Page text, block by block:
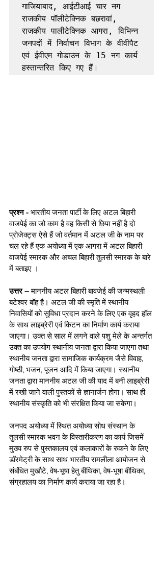
गाजियाबाद, आईटीआई चार नग
राजकीय पॉलीटेक्निक बछरावां,
राजकीय पालीटेक्निक आगरा, विभिन्न
जनपदों में निर्वाचन विभाग के वीवीपैट
एवं ईवीएम गोडाउन के 15 नग कार्य
प्रश्न - भारतीय जनता पार्टी के लिए अटल बिहारी
वाजपेई का जो काम है वह किसी से छिपा नहीं है दो
प्रोजेक्ट्स ऐसे हैं जो वर्तमान में अटल जी के नाम पर
चल रहे हैं एक अयोध्या में एक आगरा में अटल बिहारी
वाजपेई स्मारक और अचल बिहारी तुलसी स्मारक के बारे
में बताइए ।
उत्तर – माननीय अटल बिहारी बावजेई की जन्मस्थली
बटेश्वर बॉह है। अटल जी की स्मृति में स्थानीय
निवासियों को सुविधा प्रदान करने के लिए एक वृहद हॉल
के साथ लाइब्रेरी एवं किटन का निर्माण कार्य कराया
जाएगा। उक्त से साल में लगने वाले पशु मेले के अन्तर्गत
उक्त का उपयोग स्थानीय जनता द्वारा किया जाएगा तथा
स्थानीय जनता द्वारा सामाजिक कार्यक्रम जैसे विवाह,
गोष्ठी, भजन, पूजन आदि में किया जाएगा। स्थानीय
जनता द्वारा माननीय अटल जी की याद में बनी लाइब्रेरी
में रखी जाने वाली पुस्तकों से ज्ञानार्जन होगा। साथ ही
स्थानीय संस्कृति को भी संरक्षित किया जा सकेगा।
जनपद अयोध्या में स्थित अयोध्या सोध संस्थान के
तुलसी स्मारक भवन के विस्तारीकरण का कार्य जिसमें
मुख्य रुप से पुस्तकालय एवं कलाकारों के रुकने के लिए
डॉरमेट्री के साथ साथ भारतीय रामलीला आयोजन से
संबंधित मुखौटे, वेष-भूषा हेतु बीथिका, वेष-भूषा बीथिका,
संग्रहालय का निर्माण कार्य कराया जा रहा है।